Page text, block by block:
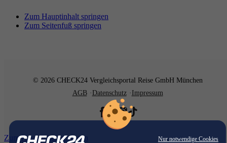
Nur notwendige Cookies
Zum Hauptinhalt springen
Zum Seitenfuß springen
© 2026 CHECK24 Vergleichsportal Reise GmbH München
AGB
Datenschutz Impressum
Zum Hauptinhalt springen